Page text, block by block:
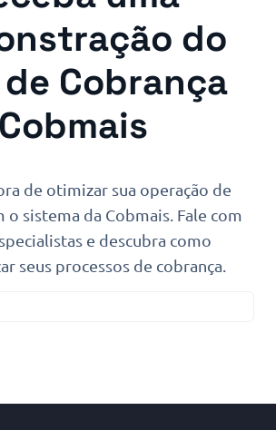
do
de Cobrança
Cobmais
de otimizar sua operação de
o sistema da Cobmais. Fale com
e descubra como
seus processos de cobrança.